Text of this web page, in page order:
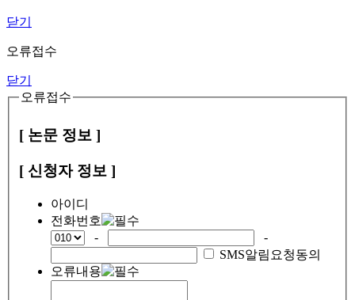
닫기
오류접수
닫기
오류접수
[ 논문 정보 ]
[ 신청자 정보 ]
아이디
전화번호
-
-
SMS알림요청동의
오류내용